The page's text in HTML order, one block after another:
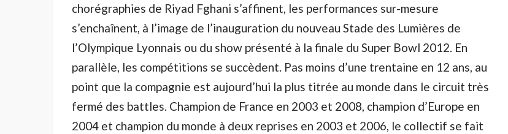
chorégraphies de Riyad Fghani s’affinent, les performances sur-mesure
s’enchaînent, à l’image de l’inauguration du nouveau Stade des Lumières de
l’Olympique Lyonnais ou du show présenté à la finale du Super Bowl 2012. En
parallèle, les compétitions se succèdent. Pas moins d’une trentaine en 12 ans, au
point que la compagnie est aujourd’hui la plus titrée au monde dans le circuit très
fermé des battles. Champion de France en 2003 et 2008, champion d’Europe en
2004 et champion du monde à deux reprises en 2003 et 2006, le collectif se fait